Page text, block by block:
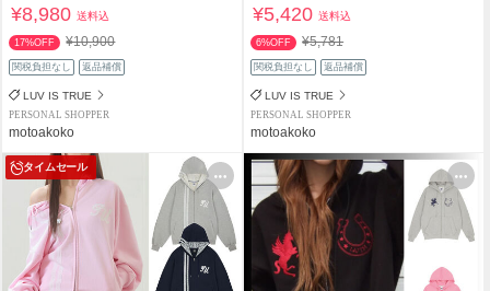
¥8,980送料込
17%OFF ¥10,900
関税負担なし 返品補償
LUV IS TRUE
PERSONAL SHOPPER
motoakoko
¥5,420送料込
6%OFF ¥5,781
関税負担なし 返品補償
LUV IS TRUE
PERSONAL SHOPPER
motoakoko
タイムセール